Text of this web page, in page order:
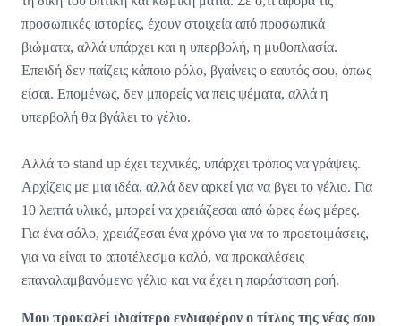
προσωπικές ιστορίες, έχουν στοιχεία από προσωπικά
βιώματα, αλλά υπάρχει και η υπερβολή, η μυθοπλασία.
Επειδή δεν παίζεις κάποιο ρόλο, βγαίνεις ο εαυτός σου, όπως
είσαι. Επομένως, δεν μπορείς να πεις ψέματα, αλλά η
υπερβολή θα βγάλει το γέλιο.
Αλλά το stand up έχει τεχνικές, υπάρχει τρόπος να γράψεις.
Αρχίζεις με μια ιδέα, αλλά δεν αρκεί για να βγει το γέλιο. Για
10 λεπτά υλικό, μπορεί να χρειάζεσαι από ώρες έως μέρες.
Για ένα σόλο, χρειάζεσαι ένα χρόνο για να το προετοιμάσεις,
για να είναι το αποτέλεσμα καλό, να προκαλέσεις
επαναλαμβανόμενο γέλιο και να έχει η παράσταση ροή.
Μου προκαλεί ιδιαίτερο ενδιαφέρον ο τίτλος της νέας σου